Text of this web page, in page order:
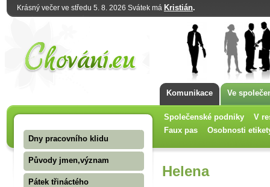
Krásný večer ve středu 5. 8. 2026 Svátek má Kristián.
Komunikace Ve
Společenské podniky
V
Faux pas
Osobnosti
Dny pracovního klidu
Původy jmen,význam
Pátek třináctého
Helena